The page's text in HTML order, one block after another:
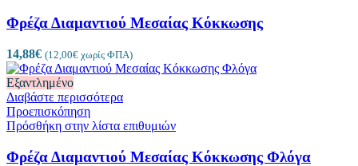
Φρέζα Διαμαντιού Μεσαίας Κόκκωσης
14,88€ (12,00€ χωρίς ΦΠΑ)
Εξαντλημένο
Διαβάστε περισσότερα
Προεπισκόπηση
Πρόσθήκη στην λίστα επιθυμιών
Φρέζα Διαμαντιού Μεσαίας Κόκκωσης Φλόγα